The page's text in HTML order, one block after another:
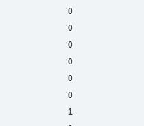
0
0
0
0
0
0
1